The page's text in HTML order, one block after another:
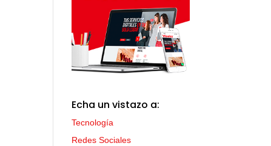
Echa un vistazo a:
Tecnología
Redes Sociales